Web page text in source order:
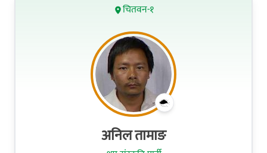
चितवन-१
अनिल तामाङ